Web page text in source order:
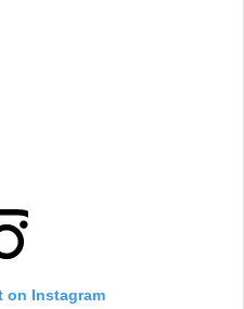
on Instagram